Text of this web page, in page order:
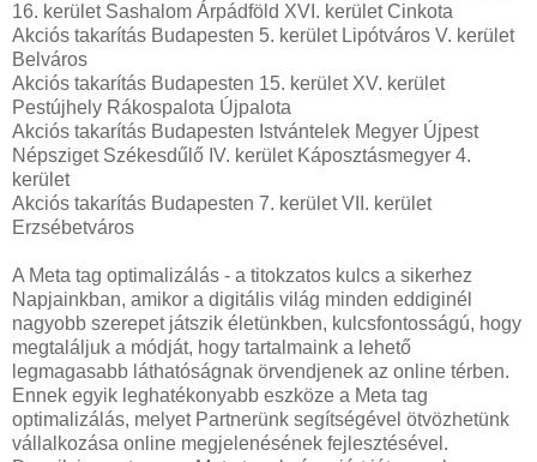
16. kerület Sashalom Árpádföld XVI. kerület Cinkota
Akciós takarítás Budapesten 5. kerület Lipótváros V. kerület
Belváros
Akciós takarítás Budapesten 15. kerület XV. kerület
Pestújhely Rákospalota Újpalota
Akciós takarítás Budapesten Istvántelek Megyer Újpest
Népsziget Székesdűlő IV. kerület Káposztásmegyer 4.
kerület
Akciós takarítás Budapesten 7. kerület VII. kerület
Erzsébetváros
A Meta tag optimalizálás - a titokzatos kulcs a sikerhez
Napjainkban, amikor a digitális világ minden eddiginél
nagyobb szerepet játszik életünkben, kulcsfontosságú, hogy
megtaláljuk a módját, hogy tartalmaink a lehető
legmagasabb láthatóságnak örvendjenek az online térben.
Ennek egyik leghatékonyabb eszköze a Meta tag
optimalizálás, melyet Partnerünk segítségével ötvözhetünk
vállalkozása online megjelenésének fejlesztésével.